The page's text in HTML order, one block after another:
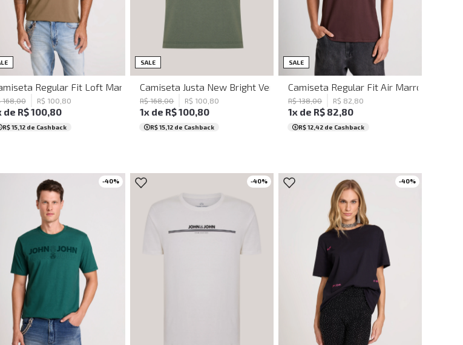
Masculina
PP P M GG
Regular Fit Loft Marrom John John Masculina
168,00 R$ 100 80
de R$100,80
R$ 15,12de Cashback
SALE
Camiseta Justa New Bright Verde John John Feminina
R$ 168,00 R$ 100 80
1x de R$100,80
R$ 15,12 de Cashback
SALE PP P GG
Camiseta Regular Fit Air Marrom John
R$ 138,00 R$ 82 80
1x de R$ 82,80
R$ 12,42 de Cashback
-40% -40% -40%